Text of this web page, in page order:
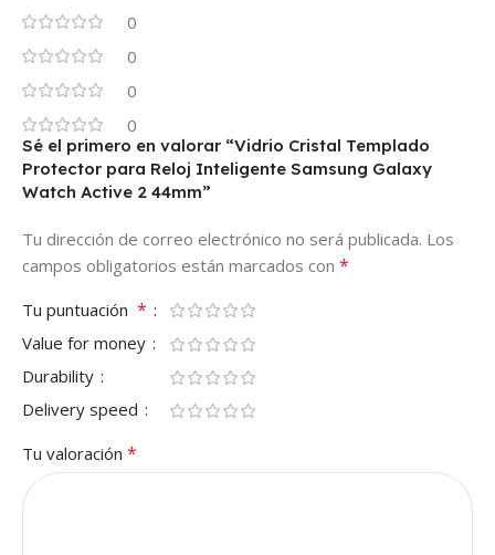
0
0
0
0
Sé el primero en valorar “Vidrio Cristal Templado
Protector para Reloj Inteligente Samsung Galaxy
Watch Active 2 44mm”
Tu dirección de correo electrónico no será publicada. Los
campos obligatorios están marcados con *
Tu puntuación *
Value for money
Durability
Delivery speed
Tu valoración *